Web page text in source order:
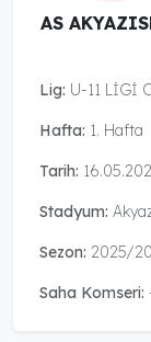
AS
Lig: U-11 LİGİ
Hafta: 1. Hafta
Tarih:
Stadyum:
Sezon: 2025/
Saha Komseri: